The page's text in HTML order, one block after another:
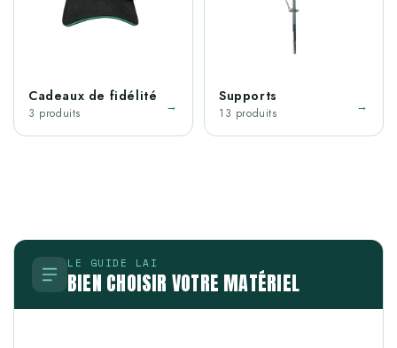
Cadeaux de fidélité
3 produits →
Supports
13 produits →
LE GUIDE LAI
BIEN CHOISIR VOTRE MATÉRIEL